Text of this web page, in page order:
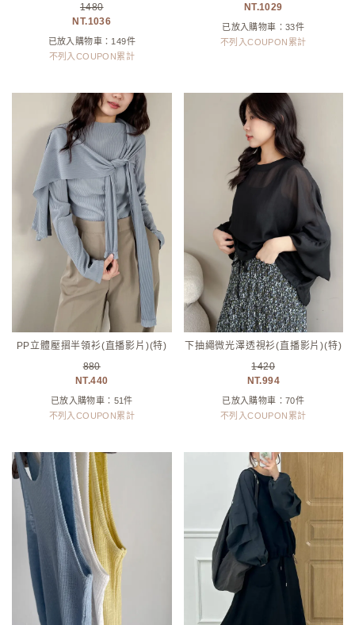
1480
1036
已放入購物車：149件
不列入COUPON累計
1029
已放入購物車：33件
不列入COUPON累計
PP立體壓摺半領衫(直播影片)(特)
880
440
已放入購物車：51件
不列入COUPON累計
下抽繩微光澤透視衫(直播影片)(特)
1420
994
已放入購物車：70件
不列入COUPON累計